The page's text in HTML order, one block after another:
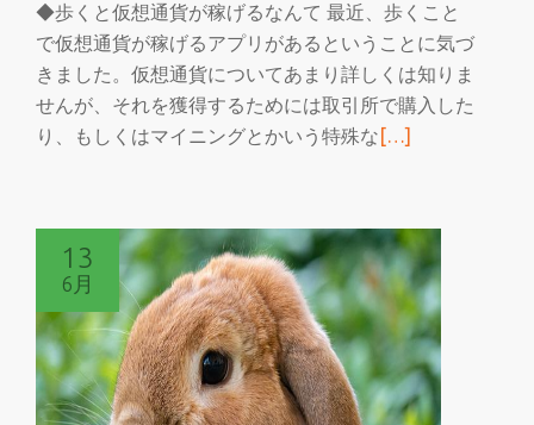
◆歩くと仮想通貨が稼げるなんて 最近、歩くこと
で仮想通貨が稼げるアプリがあるということに気づ
きました。仮想通貨についてあまり詳しくは知りま
せんが、それを獲得するためには取引所で購入した
り、もしくはマイニングとかいう特殊な続
読
む
イ
ー
ラ
ー
ニ
[…]
13
6月